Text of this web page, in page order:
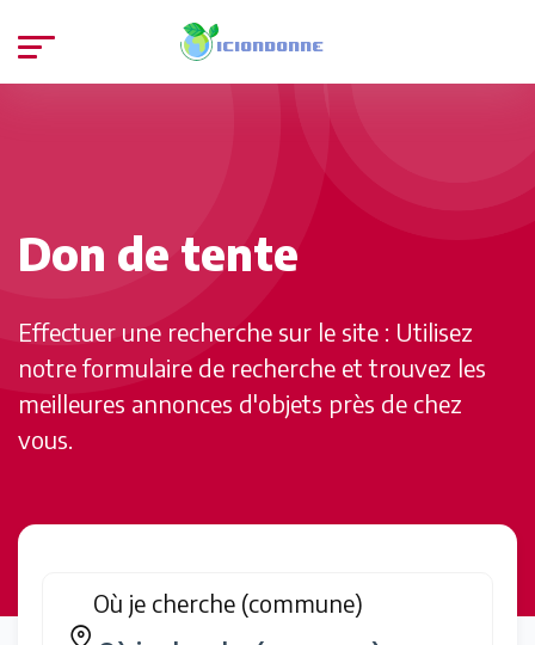
Don de tente
Effectuer une recherche sur le site : Utilisez
notre formulaire de recherche et trouvez les
meilleures annonces d'objets près de chez
vous.
Où je cherche (commune)